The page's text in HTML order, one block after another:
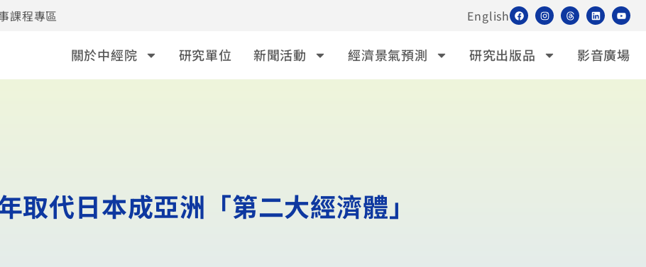
課程專區 English
關於中經院 研究單位 新聞活動 經濟景氣預測 研究出版品 影音廣場
代日本成亞洲「第二大經濟體」